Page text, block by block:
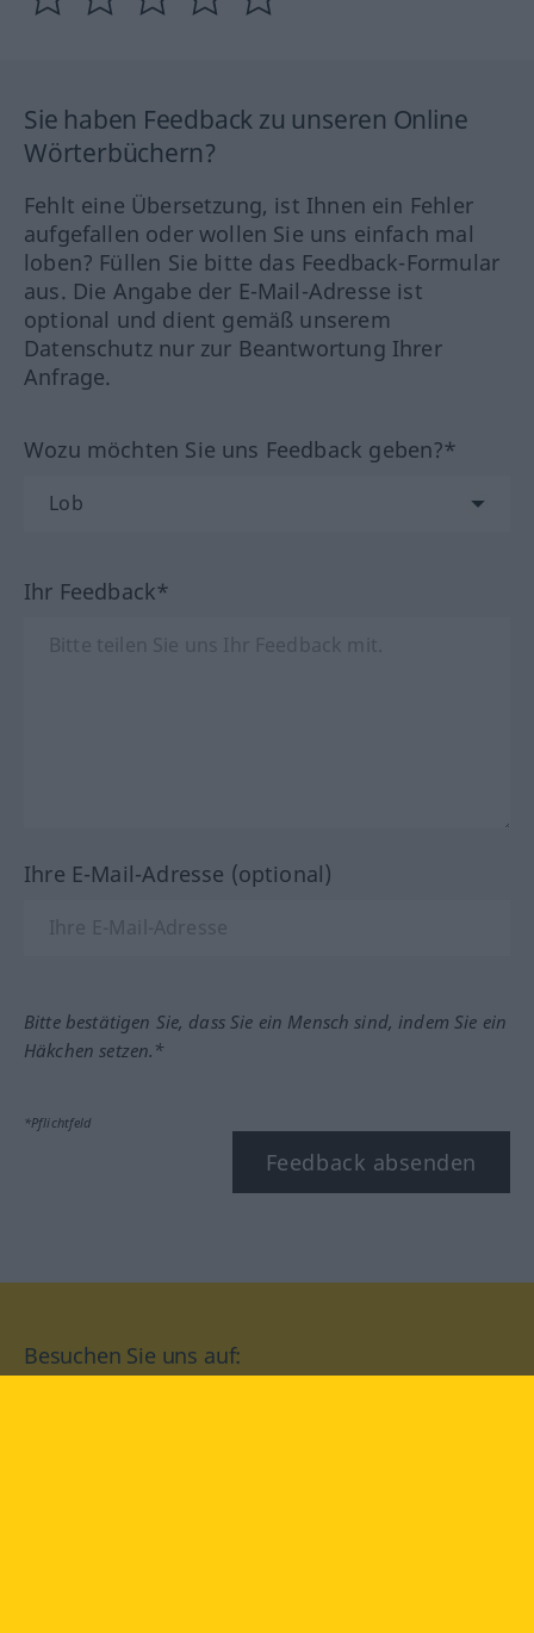
Sie haben Feedback zu unseren Online
Wörterbüchern?
Fehlt eine Übersetzung, ist Ihnen ein Fehler
aufgefallen oder wollen Sie uns einfach mal
loben? Füllen Sie bitte das Feedback-Formular
aus. Die Angabe der E-Mail-Adresse ist
optional und dient gemäß unserem
Datenschutz nur zur Beantwortung Ihrer
Anfrage.
Wozu möchten Sie uns Feedback geben?*
Ihr Feedback*
Ihre E-Mail-Adresse (optional)
Bitte bestätigen Sie, dass Sie ein Mensch sind, indem Sie ein
Häkchen setzen.*
*Pflichtfeld
Feedback absenden
Besuchen Sie uns auf: